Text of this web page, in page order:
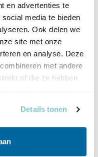
en advertenties te
media te bieden
Ook delen we
site met onze
en analyse. Deze
met andere
of die ze hebben
Details tonen